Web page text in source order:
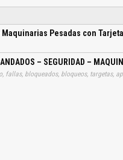
Pesadas con
– SEGURIDAD –
bloqueados, bloqueos, targetas,